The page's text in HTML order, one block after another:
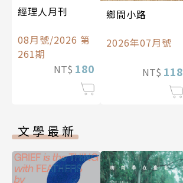
經理人月刊
08月號/2026 第
261期
NT$ 180
鄉間小路
2026年07月號
NT$ 118
文學最新